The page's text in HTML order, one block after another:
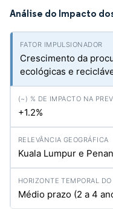
Análise do Impacto
Crescimento da
ecológicas e
+1.2%
Kuala Lumpur e
Médio prazo (2 a 4